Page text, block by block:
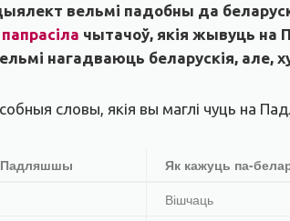
вельмі падобны да
папрасіла чытачоў, якія жывуць на
нагадваюць беларускія, але,
словы, якія вы маглі чуць на
Падляшшы Як кажуць па-
Вішчаць